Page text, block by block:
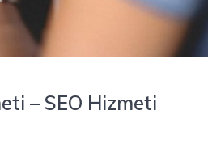
– SEO Hizmeti